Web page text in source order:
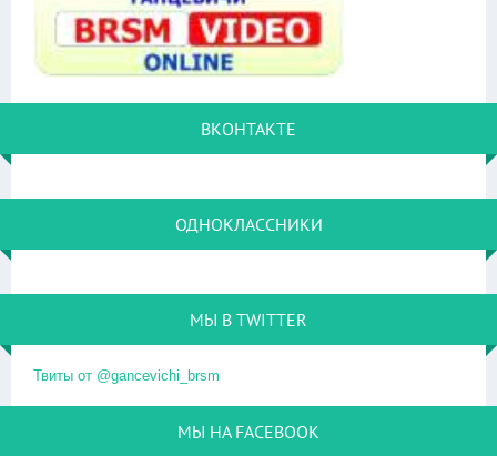
ВКОНТАКТЕ
ОДНОКЛАССНИКИ
МЫ В TWITTER
Твиты от @gancevichi_brsm
МЫ НА FACEBOOK